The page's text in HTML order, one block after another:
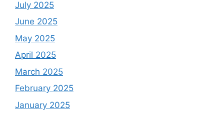
July 2025
June 2025
May 2025
April 2025
March 2025
February 2025
January 2025